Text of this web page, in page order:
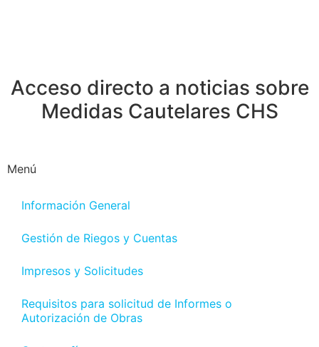
Acceso directo a noticias sobre
Medidas Cautelares CHS
Menú
Información General
Gestión de Riegos y Cuentas
Impresos y Solicitudes
Requisitos para solicitud de Informes o
Autorización de Obras